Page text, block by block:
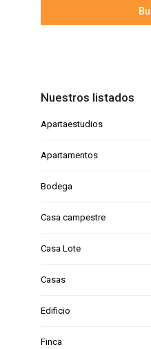
Nuestros listados
Apartaestudios
Apartamentos
Bodega
Casa campestre
Casa Lote
Casas
Edificio
Finca